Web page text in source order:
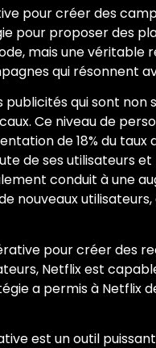
pour créer des
pour proposer des
mais une
qui résonnent
qui sont
Ce niveau de
de 18% du
de ses
conduit à une
nouveaux
pour créer
Netflix est
a permis à Netflix
est un outil